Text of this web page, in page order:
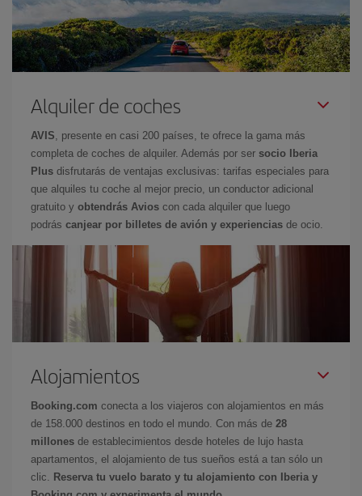
Alquiler de coches
AVIS , presente en casi 200 países, te ofrece la gama más
completa de coches de alquiler. Además por ser socio Iberia
Plus disfrutarás de ventajas exclusivas: tarifas especiales para
que alquiles tu coche al mejor precio, un conductor adicional
gratuito y obtendrás Avios con cada alquiler que luego
podrás canjear por billetes de avión y experiencias de ocio.
Alojamientos
Booking.com conecta a los viajeros con alojamientos en más
de 158.000 destinos en todo el mundo. Con más de 28
millones de establecimientos desde hoteles de lujo hasta
apartamentos, el alojamiento de tus sueños está a tan sólo un
clic.
Reserva tu vuelo barato y tu alojamiento con Iberia y